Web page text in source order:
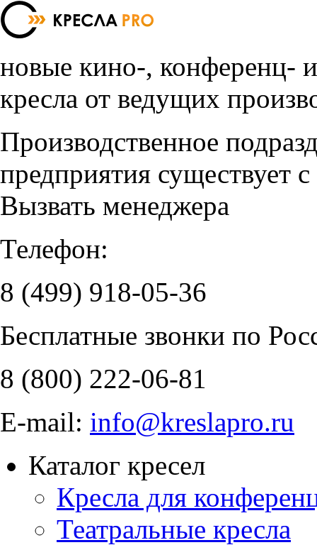
новые кино-, конференц-
кресла от ведущих
Производственное
предприятия существует
Вызвать менеджера
Телефон:
8 (499) 918-05-36
Бесплатные звонки по
8 (800) 222-06-81
E-mail: info@kreslapro.ru
Каталог кресел
Кресла для
Театральные кресла